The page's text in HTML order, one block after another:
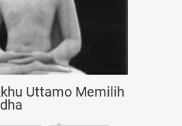
Uttamo Memilih